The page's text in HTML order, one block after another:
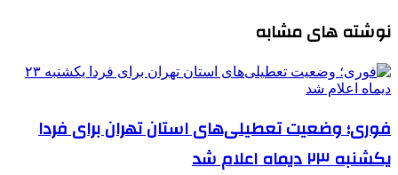
نوشته های مشابه
فوری؛ وضعیت تعطیلی‌های استان تهران برای فردا
یکشنبه ۲۳ دیماه اعلام شد